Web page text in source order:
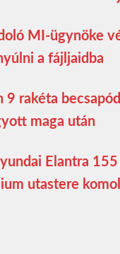
MI-ügynöke
a fájljaidba
9 rakéta
maga után
Elantra 155
utastere